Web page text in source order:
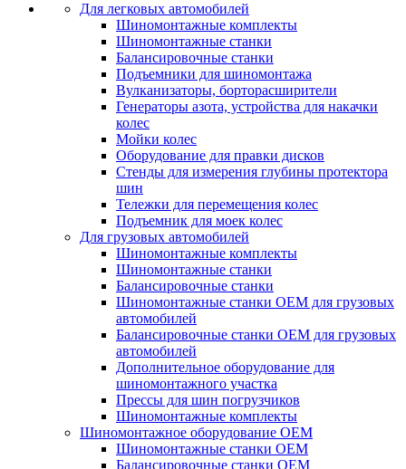
Для легковых автомобилей
Шиномонтажные комплекты
Шиномонтажные станки
Балансировочные станки
Подъемники для шиномонтажа
Вулканизаторы, борторасширители
Генераторы азота, устройства для накачки
колес
Мойки колес
Оборудование для правки дисков
Стенды для измерения глубины протектора
шин
Тележки для перемещения колес
Подъемник для моек колеc
Для грузовых автомобилей
Шиномонтажные комплекты
Шиномонтажные станки
Балансировочные станки
Шиномонтажные станки ОЕМ для грузовых
автомобилей
Балансировочные станки ОЕМ для грузовых
автомобилей
Дополнительное оборудование для
шиномонтажного участка
Прессы для шин погрузчиков
Шиномонтажные комплекты
Шиномонтажное оборудование ОЕМ
Шиномонтажные станки ОЕМ
Балансировочные станки ОЕМ